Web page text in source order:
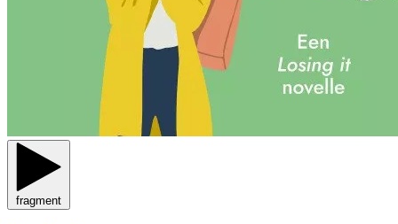
fragment